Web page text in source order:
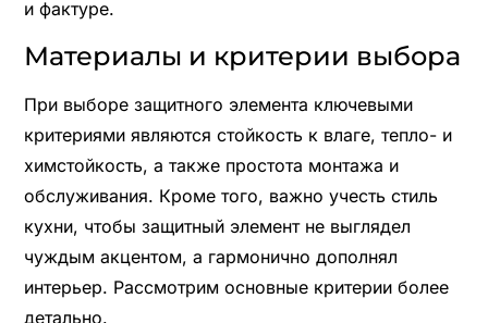
и фактуре.
Материалы и критерии выбора
При выборе защитного элемента ключевыми
критериями являются стойкость к влаге, тепло- и
химстойкость, а также простота монтажа и
обслуживания. Кроме того, важно учесть стиль
кухни, чтобы защитный элемент не выглядел
чуждым акцентом, а гармонично дополнял
интерьер. Рассмотрим основные критерии более
детально.